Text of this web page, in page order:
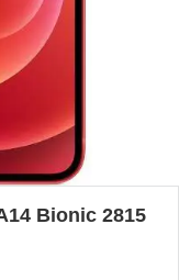
Bionic 2815